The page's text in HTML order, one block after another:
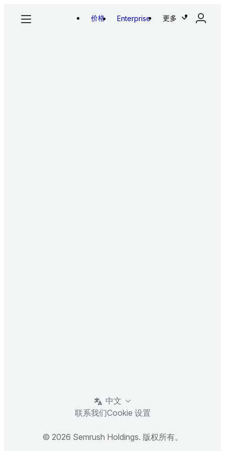
价格 Enterprise 更多
中文
联系我们Cookie 设置
© 2026 Semrush Holdings. 版权所有。